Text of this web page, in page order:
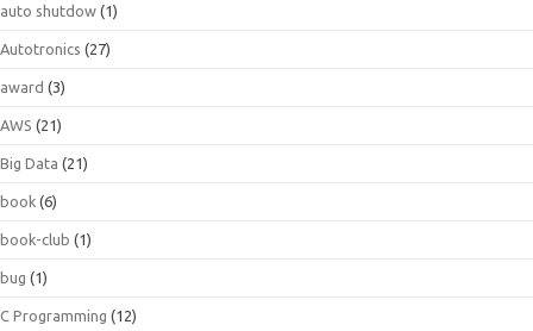
auto shutdow (1)
Autotronics (27)
award (3)
AWS (21)
Big Data (21)
book (6)
book-club (1)
bug (1)
C Programming (12)